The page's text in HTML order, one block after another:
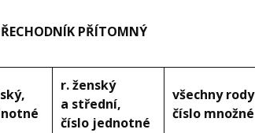
PŘÍTOMNÝ
r. ženský
a střední,
číslo jednotné
všechny rody
číslo množné